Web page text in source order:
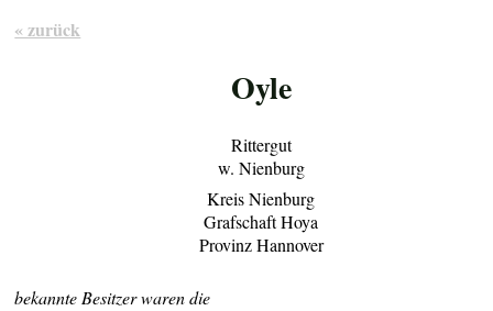
« zurück
Oyle
Rittergut
w. Nienburg
Kreis Nienburg
Grafschaft Hoya
Provinz Hannover
bekannte Besitzer waren die